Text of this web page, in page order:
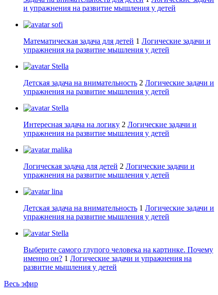
и упражнения на развитие мышления у детей
sofi
Математическая задача для детей 1 Логические задачи и
упражнения на развитие мышления у детей
Stella
Детская задача на внимательность 2 Логические задачи и
упражнения на развитие мышления у детей
Stella
Интересная задача на логику 2 Логические задачи и
упражнения на развитие мышления у детей
malika
Логическая задача для детей 2 Логические задачи и
упражнения на развитие мышления у детей
lina
Детская задача на внимательность 1 Логические задачи и
упражнения на развитие мышления у детей
Stella
Выберите самого глупого человека на картинке. Почему
именно он? 1 Логические задачи и упражнения на
развитие мышления у детей
Весь эфир